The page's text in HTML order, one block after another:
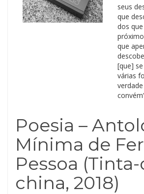
seus
que
dos
que
[que]
várias
Poesia –
Mínima de
Pessoa
china, 2018)